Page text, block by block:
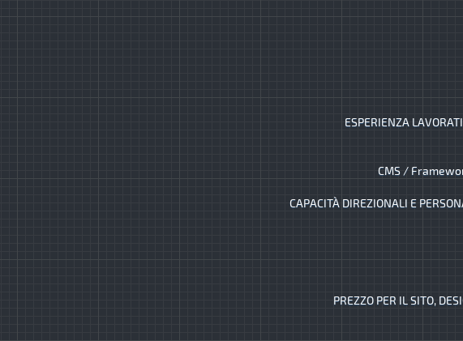
ESPERIENZA
CMS /
CAPACITÀ DIREZIONALI E
PREZZO PER IL SITO,